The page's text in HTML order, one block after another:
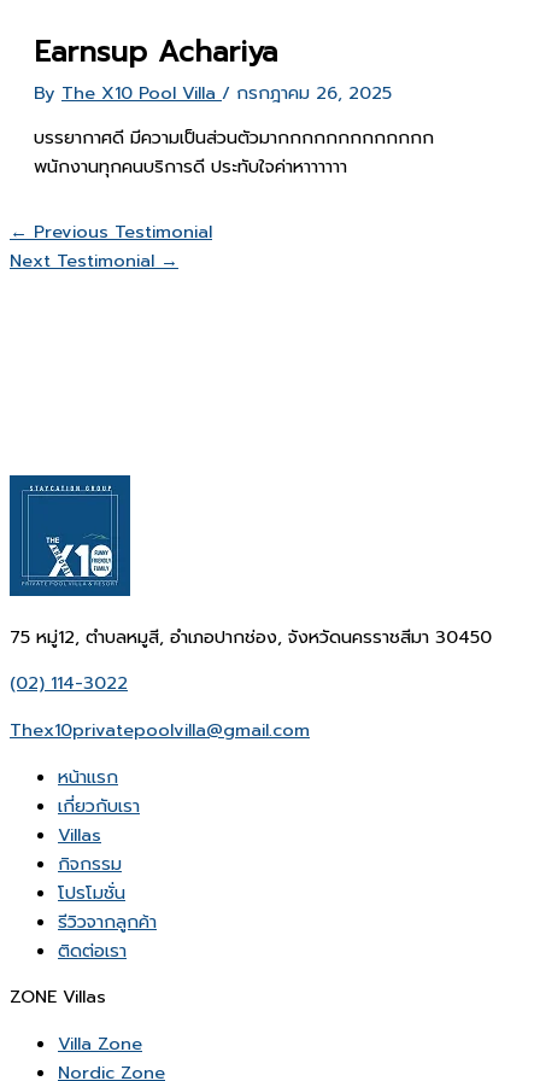
Earnsup Achariya
By The X10 Pool Villa / กรกฎาคม 26, 2025
บรรยากาศดี มีความเป็นส่วนตัวมากกกกกกกกกกกกก
พนักงานทุกคนบริการดี ประทับใจค่าหาาาาาา
← Previous Testimonial
Next Testimonial →
75 หมู่12, ตำบลหมูสี, อำเภอปากช่อง, จังหวัดนครราชสีมา 30450
(02) 114-3022
Thex10privatepoolvilla@gmail.com
หน้าเเรก
เกี่ยวกับเรา
Villas
กิจกรรม
โปรโมชั่น
รีวิวจากลูกค้า
ติดต่อเรา
ZONE Villas
Villa Zone
Nordic Zone